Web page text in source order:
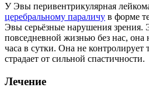
У Эвы перивентрикулярная
церебральному параличу в форме
Эвы серьёзные нарушения зрения.
повседневной жизнью без нас,
часа в сутки. Она не контролирует
страдает от сильной спастичности.
Лечение